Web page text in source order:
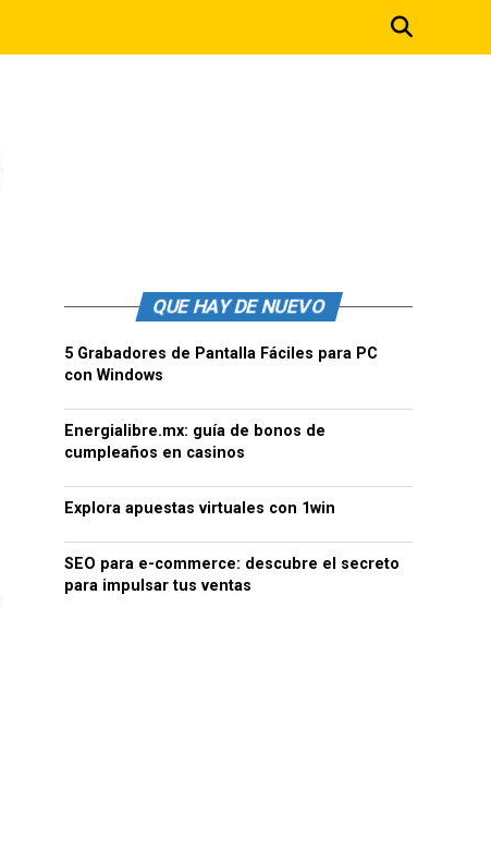
QUE HAY DE NUEVO
5 Grabadores de Pantalla Fáciles para PC
con Windows
Energialibre.mx: guía de bonos de
cumpleaños en casinos
Explora apuestas virtuales con 1win
SEO para e-commerce: descubre el secreto
para impulsar tus ventas